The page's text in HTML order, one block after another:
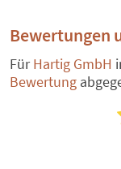
Bewertungen
FürHartig GmbH
Bewertung